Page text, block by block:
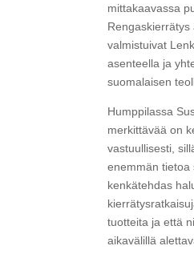
mittakaavassa
valmistuivat
asenteella ja
suomalaisen
Humppilassa
merkittävää on
vastuullisesti,
enemmän tietoa
kenkätehdas
tuotteita ja että
aikavälillä